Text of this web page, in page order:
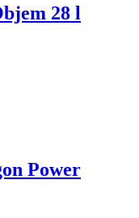
28 l
Power